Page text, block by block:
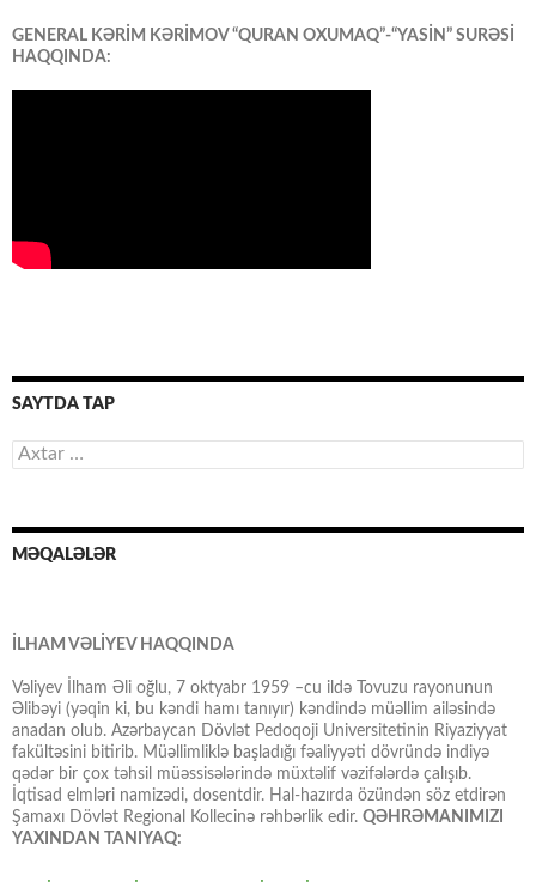
GENERAL KƏRİM KƏRİMOV “QURAN OXUMAQ”-“YASİN” SURƏSİ
HAQQINDA:
SAYTDA TAP
Axtarış:
MƏQALƏLƏR
İLHAM VƏLİYEV HAQQINDA
Vəliyev İlham Əli oğlu, 7 oktyabr 1959 –cu ildə Tovuzu rayonunun
Əlibəyi (yəqin ki, bu kəndi hamı tanıyır) kəndində müəllim ailəsində
anadan olub. Azərbaycan Dövlət Pedoqoji Universitetinin Riyaziyyat
fakültəsini bitirib. Müəllimliklə başladığı fəaliyyəti dövründə indiyə
qədər bir çox təhsil müəssisələrində müxtəlif vəzifələrdə çalışıb.
İqtisad elmləri namizədi, dosentdir. Hal-hazırda özündən söz etdirən
Şamaxı Dövlət Regional Kollecinə rəhbərlik edir. QƏHRƏMANIMIZI
YAXINDAN TANIYAQ: